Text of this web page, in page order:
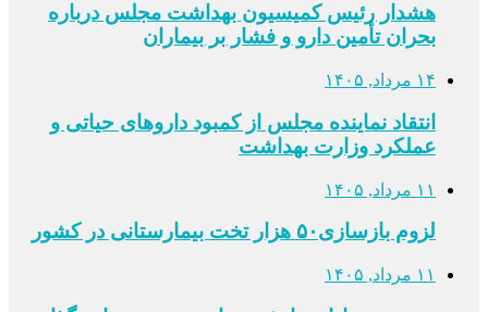
هشدار رئیس کمیسیون بهداشت مجلس درباره
بحران تأمین دارو و فشار بر بیماران
۱۴ مرداد, ۱۴۰۵
انتقاد نماینده مجلس از کمبود داروهای حیاتی و
عملکرد وزارت بهداشت
۱۱ مرداد, ۱۴۰۵
لزوم بازسازی۵۰ هزار تخت بیمارستانی در کشور
۱۱ مرداد, ۱۴۰۵